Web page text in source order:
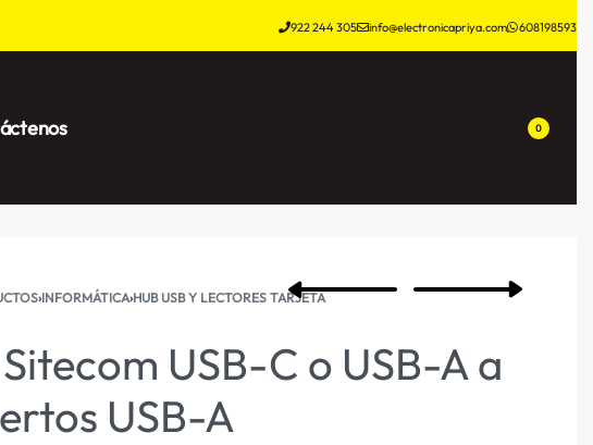
922 244 305 info@electronicapriya.com 608198593
0
›INFORMÁTICA›HUB USB Y LECTORES TARJETA
USB-C o USB-A a
USB-A‎